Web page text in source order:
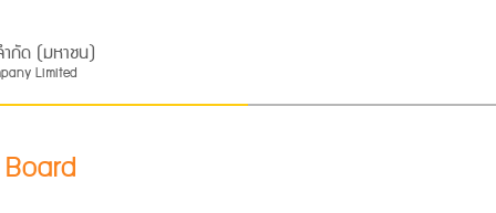
กัด (มหาชน)
Limited